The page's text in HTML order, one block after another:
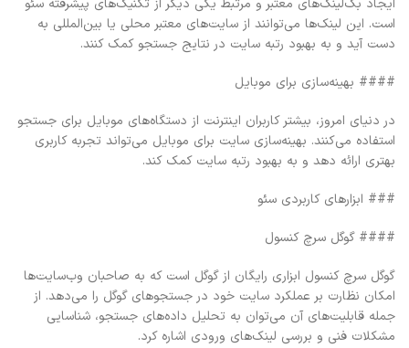
ایجاد بک‌لینک‌های معتبر و مرتبط یکی دیگر از تکنیک‌های پیشرفته سئو
است. این لینک‌ها می‌توانند از سایت‌های معتبر محلی یا بین‌المللی به
دست آید و به بهبود رتبه سایت در نتایج جستجو کمک کنند.
#### بهینه‌سازی برای موبایل
در دنیای امروز، بیشتر کاربران اینترنت از دستگاه‌های موبایل برای جستجو
استفاده می‌کنند. بهینه‌سازی سایت برای موبایل می‌تواند تجربه کاربری
بهتری ارائه دهد و به بهبود رتبه سایت کمک کند.
### ابزارهای کاربردی سئو
#### گوگل سرچ کنسول
گوگل سرچ کنسول ابزاری رایگان از گوگل است که به صاحبان وب‌سایت‌ها
امکان نظارت بر عملکرد سایت خود در جستجوهای گوگل را می‌دهد. از
جمله قابلیت‌های آن می‌توان به تحلیل داده‌های جستجو، شناسایی
مشکلات فنی و بررسی لینک‌های ورودی اشاره کرد.